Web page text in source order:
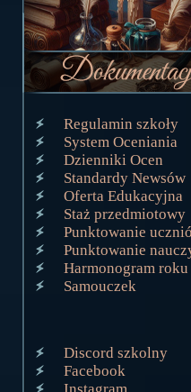
Regulamin szkoły
System Oceniania
Dzienniki Ocen
Standardy Newsów
Oferta Edukacyjna
Staż przedmiotowy
Punktowanie
Punktowanie
Harmonogram roku
Samouczek
Discord szkolny
Facebook